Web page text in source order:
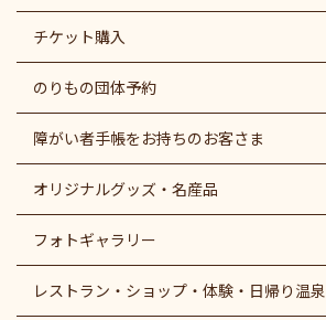
チケット購入
のりもの団体予約
障がい者⼿帳をお持ちのお客さま
オリジナルグッズ・名産品
フォトギャラリー
レストラン・ショップ・体験・日帰り温泉